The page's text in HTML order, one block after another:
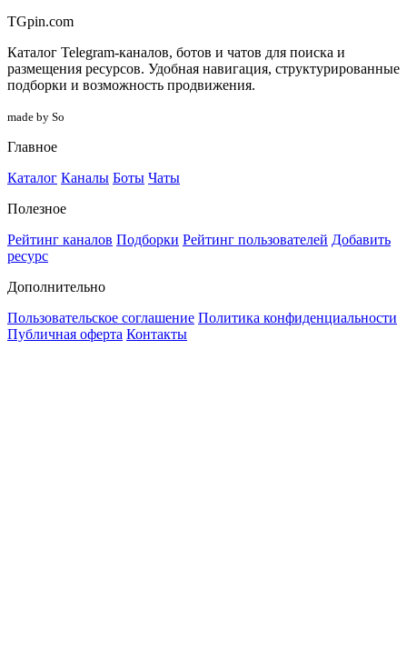
TGpin.com
Каталог Telegram-каналов, ботов и чатов для поиска и
размещения ресурсов. Удобная навигация, структурированные
подборки и возможность продвижения.
made by So
Главное
Каталог Каналы Боты Чаты
Полезное
Рейтинг каналов Подборки Рейтинг пользователей Добавить
ресурс
Дополнительно
Пользовательское соглашение Политика конфиденциальности
Публичная оферта Контакты